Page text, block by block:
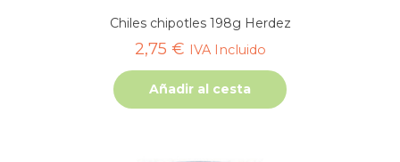
Chiles chipotles 198g Herdez
2,75 € IVA Incluido
Añadir al cesta